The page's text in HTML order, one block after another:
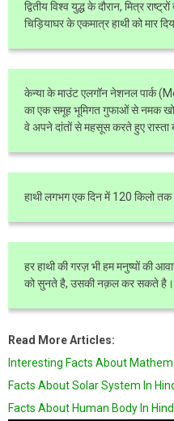
द्वितीय विश्व युद्ध के दौरान, मित्र
चिड़ियाघर के एकमात्र हाथी को मार
केन्या के माउंट एलगॉन नेशनल पार्क
का एक समूह भूमिगत गुफाओं से नमक
वे अपने दांतों से महसूस करते हुए
हाथी लगभग एक दिन में 120 किलो
हर हाथी की गरज़ भी हम मनुष्यों की
को सुनते है, उसकी नक़ल कर सकते है।
Read More Articles:
Interesting Facts About
Facts About Solar System In
Facts About Human Body In